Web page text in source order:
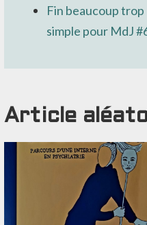
Fin beaucoup trop
simple pour MdJ
Article